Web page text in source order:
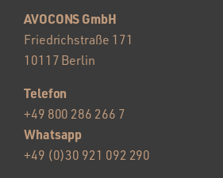
AVOCONS GmbH
Friedrichstraße 171
10117 Berlin
Telefon
+49 800 286 266 7
Whatsapp
+49 (0)30 921 092 290